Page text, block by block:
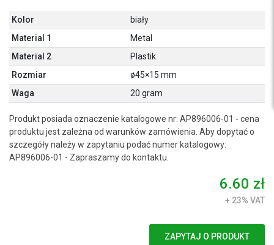
Kolor
biały
Material 1
Metal
Material 2
Plastik
Rozmiar
ø45×15 mm
Waga
20 gram
Produkt posiada oznaczenie katalogowe nr: AP896006-01 - cena
produktu jest zależna od warunków zamówienia. Aby dopytać o
szczegóły należy w zapytaniu podać numer katalogowy:
AP896006-01 - Zapraszamy do kontaktu.
6.60 zł
+ 23% VAT
ZAPYTAJ O PRODUKT